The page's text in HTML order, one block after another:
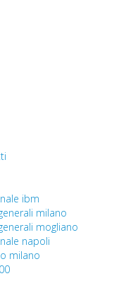
ibm
milano
mogliano
napoli
milano